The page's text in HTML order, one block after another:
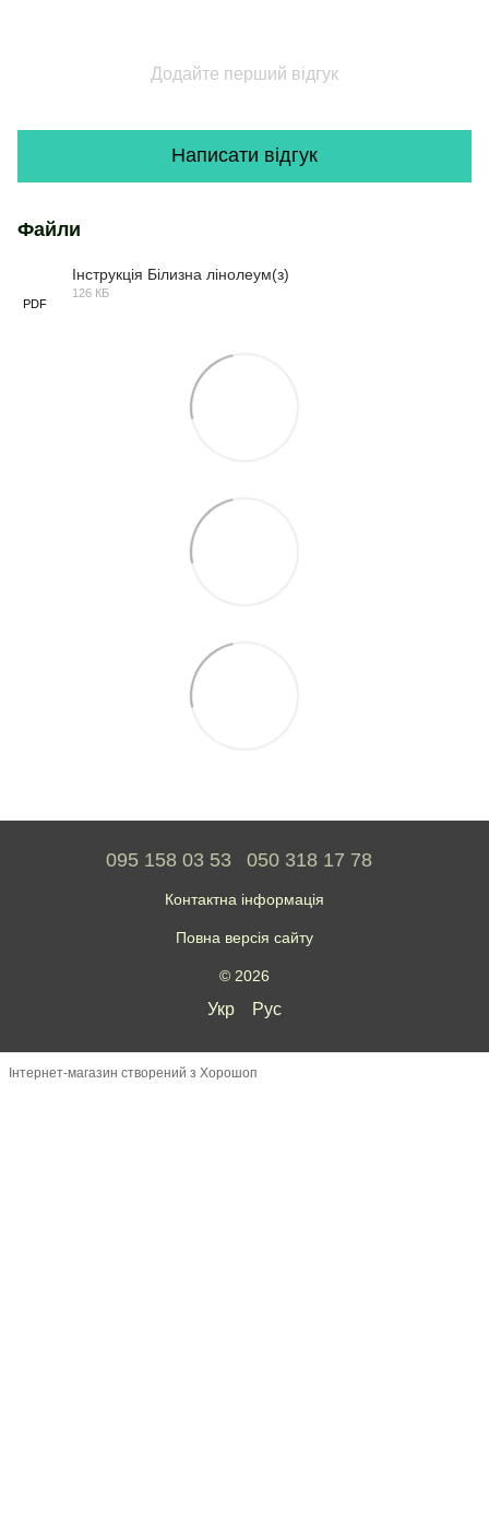
Додайте перший відгук
Написати відгук
Файли
PDF
Інструкція Білизна лінолеум(з)
126 КБ
095 158 03 53 050 318 17 78
Контактна інформація
Повна версія сайту
© 2026
Укр Рус
Інтернет-магазин створений з Хорошоп